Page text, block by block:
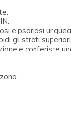
e psoriasi
gli strati
e conferisce